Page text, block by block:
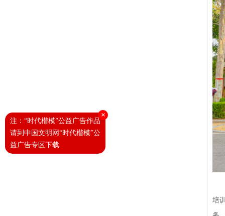
培
×
注：“时代楷模”公益广告作品
请到中国文明网“时代楷模”公
益广告专区下载